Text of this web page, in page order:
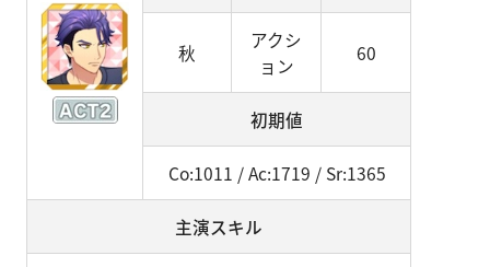
秋
アクシ
ョン
60
初期値
Co:1011 / Ac:1719 / Sr:1365
主演スキル